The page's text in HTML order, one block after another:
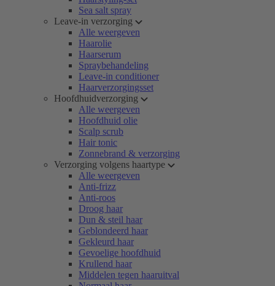
Sea salt spray
Leave-in verzorging
Alle weergeven
Haarolie
Haarserum
Spraybehandeling
Leave-in conditioner
Haarverzorgingsset
Hoofdhuidverzorging
Alle weergeven
Hoofdhuid olie
Scalp scrub
Hair tonic
Zonnebrand & verzorging
Verzorging volgens haartype
Alle weergeven
Anti-frizz
Anti-roos
Droog haar
Dun & steil haar
Geblondeerd haar
Gekleurd haar
Gevoelige hoofdhuid
Krullend haar
Middelen tegen haaruitval